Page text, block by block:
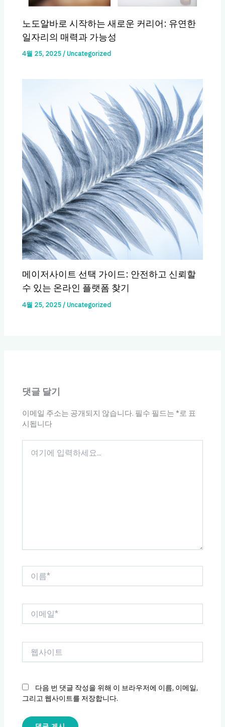
노도알바로 시작하는 새로운 커리어: 유연한
일자리의 매력과 가능성
4월 25, 2025/Uncategorized
메이저사이트 선택 가이드: 안전하고 신뢰할
수 있는 온라인 플랫폼 찾기
4월 25, 2025/Uncategorized
댓글 달기
이메일 주소는 공개되지 않습니다. 필수 필드는*로 표
시됩니다
다음 번 댓글 작성을 위해 이 브라우저에 이름, 이메일,
그리고 웹사이트를 저장합니다.